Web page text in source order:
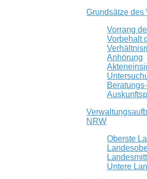
Grundsätze
Vorrang
Vorbehalt
Anhörung
NRW
Oberste
Untere